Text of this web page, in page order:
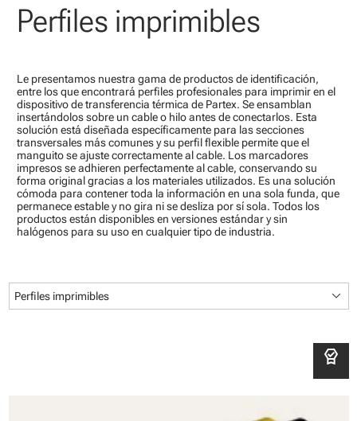
Perfiles imprimibles
Le presentamos nuestra gama de productos de identificación,
entre los que encontrará perfiles profesionales para imprimir en el
dispositivo de transferencia térmica de Partex. Se ensamblan
insertándolos sobre un cable o hilo antes de conectarlos. Esta
solución está diseñada específicamente para las secciones
transversales más comunes y su perfil flexible permite que el
manguito se ajuste correctamente al cable. Los marcadores
impresos se adhieren perfectamente al cable, conservando su
forma original gracias a los materiales utilizados. Es una solución
cómoda para contener toda la información en una sola funda, que
permanece estable y no gira ni se desliza por sí sola. Todos los
productos están disponibles en versiones estándar y sin
halógenos para su uso en cualquier tipo de industria.
Perfiles imprimibles keyboard_arrow_down
editor_choice